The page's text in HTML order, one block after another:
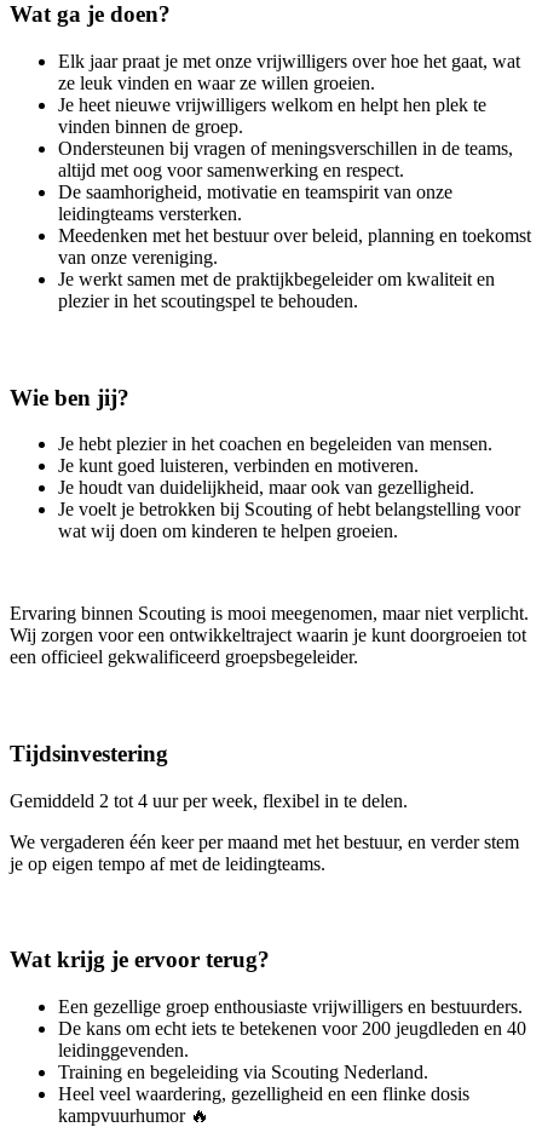
Wat ga je doen?
Elk jaar praat je met onze vrijwilligers over hoe het gaat, wat
ze leuk vinden en waar ze willen groeien.
Je heet nieuwe vrijwilligers welkom en helpt hen plek te
vinden binnen de groep.
Ondersteunen bij vragen of meningsverschillen in de teams,
altijd met oog voor samenwerking en respect.
De saamhorigheid, motivatie en teamspirit van onze
leidingteams versterken.
Meedenken met het bestuur over beleid, planning en toekomst
van onze vereniging.
Je werkt samen met de praktijkbegeleider om kwaliteit en
plezier in het scoutingspel te behouden.
Wie ben jij?
Je hebt plezier in het coachen en begeleiden van mensen.
Je kunt goed luisteren, verbinden en motiveren.
Je houdt van duidelijkheid, maar ook van gezelligheid.
Je voelt je betrokken bij Scouting of hebt belangstelling voor
wat wij doen om kinderen te helpen groeien.
Ervaring binnen Scouting is mooi meegenomen, maar niet verplicht.
Wij zorgen voor een ontwikkeltraject waarin je kunt doorgroeien tot
een officieel gekwalificeerd groepsbegeleider.
Tijdsinvestering
Gemiddeld 2 tot 4 uur per week, flexibel in te delen.
We vergaderen één keer per maand met het bestuur, en verder stem
je op eigen tempo af met de leidingteams.
Wat krijg je ervoor terug?
Een gezellige groep enthousiaste vrijwilligers en bestuurders.
De kans om echt iets te betekenen voor 200 jeugdleden en 40
leidinggevenden.
Training en begeleiding via Scouting Nederland.
Heel veel waardering, gezelligheid en een flinke dosis
kampvuurhumor 🔥